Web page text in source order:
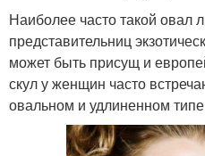
Наиболее часто такой овал
представительниц
может быть присущ и
скул у женщин часто
овальном и удлиненном